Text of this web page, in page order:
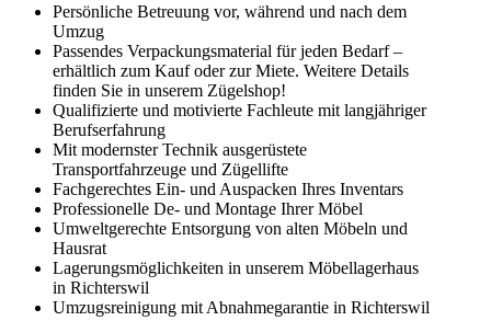
Persönliche Betreuung vor, während und nach dem
Umzug
Passendes Verpackungsmaterial für jeden Bedarf –
erhältlich zum Kauf oder zur Miete. Weitere Details
finden Sie in unserem Zügelshop!
Qualifizierte und motivierte Fachleute mit langjähriger
Berufserfahrung
Mit modernster Technik ausgerüstete
Transportfahrzeuge und Zügellifte
Fachgerechtes Ein- und Auspacken Ihres Inventars
Professionelle De- und Montage Ihrer Möbel
Umweltgerechte Entsorgung von alten Möbeln und
Hausrat
Lagerungsmöglichkeiten in unserem Möbellagerhaus
in Richterswil
Umzugsreinigung mit Abnahmegarantie in Richterswil